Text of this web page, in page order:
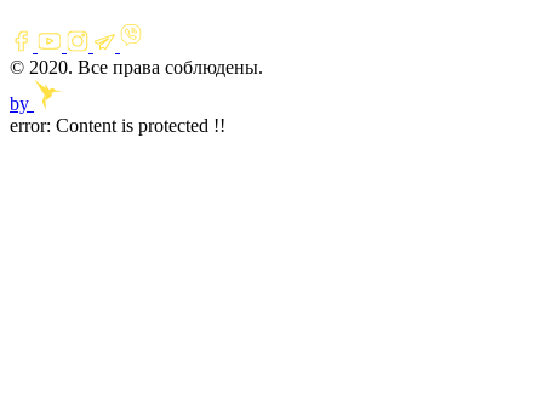
© 2020. Все права соблюдены.
by
error: Content is protected !!